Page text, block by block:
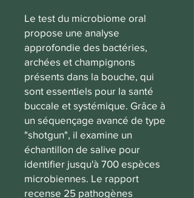
Le test du microbiome oral
propose une analyse
approfondie des bactéries,
archées et champignons
présents dans la bouche, qui
sont essentiels pour la santé
buccale et systémique. Grâce à
un séquençage avancé de type
"shotgun", il examine un
échantillon de salive pour
identifier jusqu'à 700 espèces
microbiennes. Le rapport
recense 25 pathogènes